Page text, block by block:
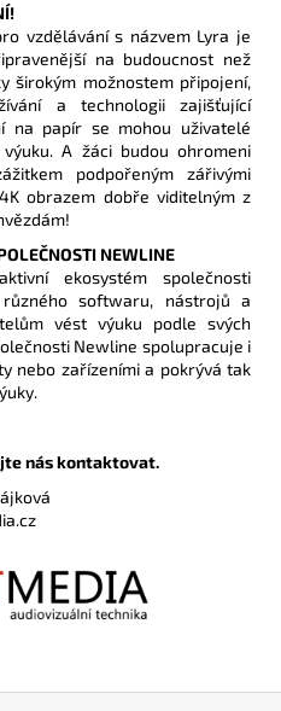
vzdělávání s názvem Lyra je
na budoucnost než
širokým možnostem připojení,
a technologii zajišťující
na papír se mohou uživatelé
A žáci budou ohromeni
podpořeným zářivými
obrazem dobře viditelným z
NEWLINE
ekosystém společnosti
softwaru, nástrojů a
vést výuku podle svých
Newline spolupracuje i
nebo zařízeními a pokrývá tak
nás kontaktovat.